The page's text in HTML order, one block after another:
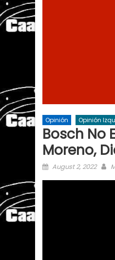
Opinión Opinión
Bosch No
Moreno,
Posted
August 2, 2022